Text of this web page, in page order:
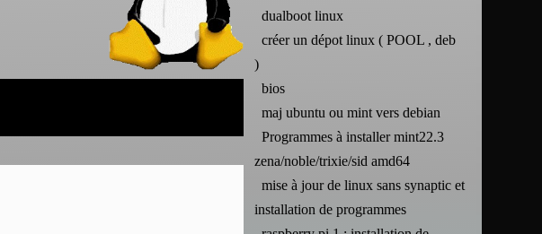
dualboot linux
créer un dépot linux ( POOL , deb
)
bios
maj ubuntu ou mint vers debian
Programmes à installer mint22.3
zena/noble/trixie/sid amd64
mise à jour de linux sans synaptic et
installation de programmes